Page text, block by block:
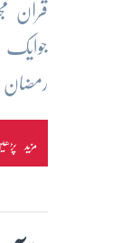
قرآن
رمضان
مزید